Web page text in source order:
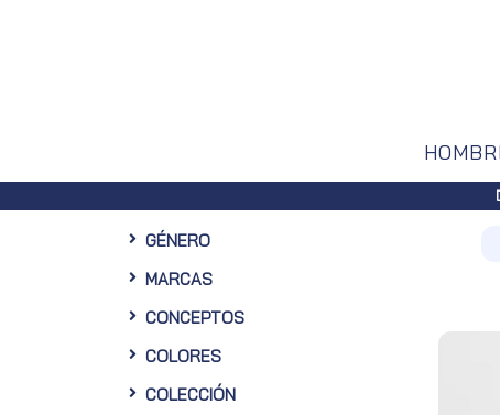
Envíos
GÉNERO
MARCAS
CONCEPTOS
COLORES
COLECCIÓN